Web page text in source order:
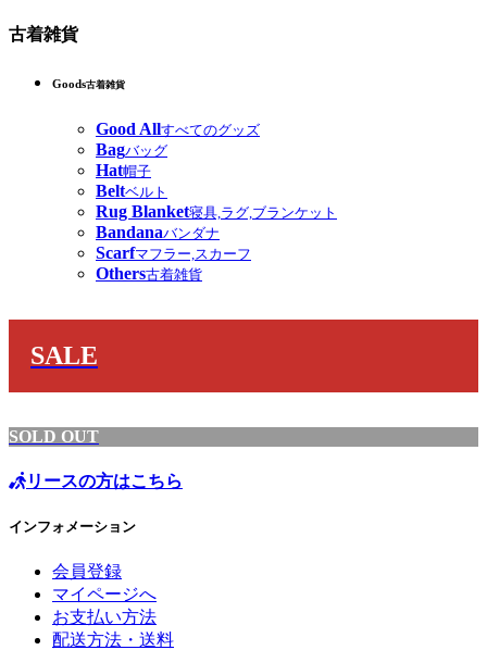
古着雑貨
Goods古着雑貨
Good Allすべてのグッズ
Bagバッグ
Hat帽子
Beltベルト
Rug Blanket寝具,ラグ,ブランケット
Bandanaバンダナ
Scarfマフラー,スカーフ
Others古着雑貨
SALE
SOLD OUT
リースの方はこちら
インフォメーション
会員登録
マイページへ
お支払い方法
配送方法・送料